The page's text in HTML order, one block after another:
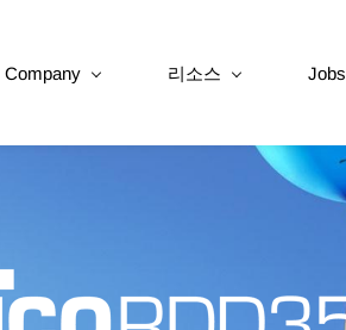
Company 리소스 Jobs